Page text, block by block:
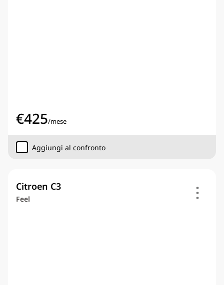
€425/mese
Aggiungi al confronto
Citroen C3
Feel